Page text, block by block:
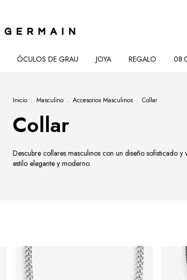
ÓCULOS DE GRAU JOYA REGALO
Inicio . Masculino . Accesorios Masculinos . Collar
Collar
Descubre collares masculinos con un diseño sofisticado y
estilo elegante y moderno.